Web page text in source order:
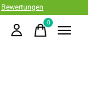
Bewertungen
0items